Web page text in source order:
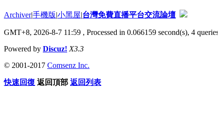
Archiver|手機版|小黑屋|台灣免費直播平台交流論壇
GMT+8, 2026-8-7 11:59 , Processed in 0.066159 second(s), 4
Powered by Discuz! X3.3
© 2001-2017 Comsenz Inc.
快速回復 返回頂部 返回列表